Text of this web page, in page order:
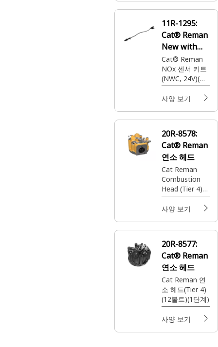
11R-1295:
Cat® Reman
New with
Core (NWC)
NOx 센서
Cat® Reman
NOx 센서 키트
(NWC, 24V)(엔
진 아웃)
사양 보기
20R-8578:
Cat® Reman
연소 헤드
Cat Reman
Combustion
Head (Tier 4)
(12 Volt) (2
Stage)
사양 보기
20R-8577:
Cat® Reman
연소 헤드
Cat Reman 연
소 헤드(Tier 4)
(12볼트)(1단계)
사양 보기